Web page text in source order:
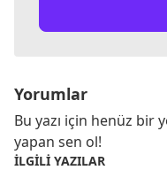
Yorumlar
Bu yazı için henüz bir
yapan sen ol!
İLGILI YAZILAR